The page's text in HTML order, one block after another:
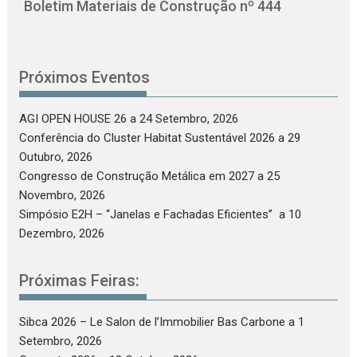
Boletim Materiais de Construção nº 444
Próximos Eventos
AGI OPEN HOUSE 26 a 24 Setembro, 2026
Conferência do Cluster Habitat Sustentável 2026 a 29
Outubro, 2026
Congresso de Construção Metálica em 2027 a 25
Novembro, 2026
Simpósio E2H – “Janelas e Fachadas Eficientes” a 10
Dezembro, 2026
Próximas Feiras:
Sibca 2026 – Le Salon de l’Immobilier Bas Carbone a 1
Setembro, 2026